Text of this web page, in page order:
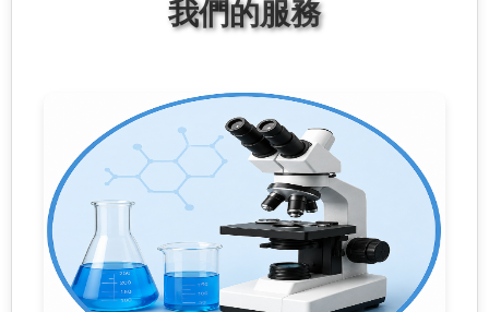
我們的服務